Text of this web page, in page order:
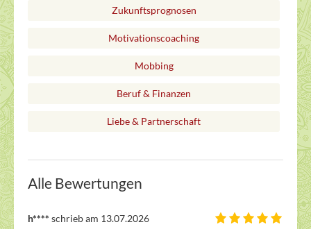
Zukunftsprognosen
Motivationscoaching
Mobbing
Beruf & Finanzen
Liebe & Partnerschaft
Alle Bewertungen
h**** schrieb am 13.07.2026